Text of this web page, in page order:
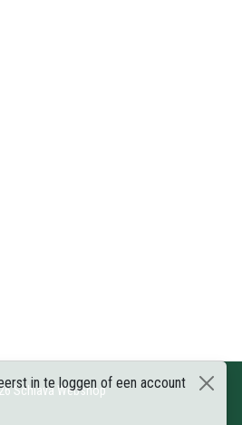
in te loggen of een account
Schiava Webshop